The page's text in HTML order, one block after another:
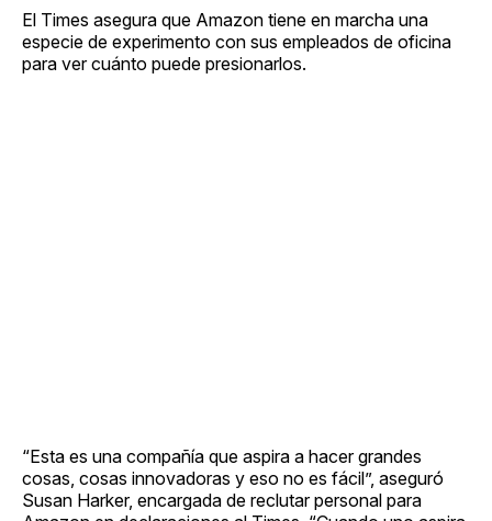
El Times asegura que Amazon tiene en marcha una
especie de experimento con sus empleados de oficina
para ver cuánto puede presionarlos.
“Esta es una compañía que aspira a hacer grandes
cosas, cosas innovadoras y eso no es fácil”, aseguró
Susan Harker, encargada de reclutar personal para